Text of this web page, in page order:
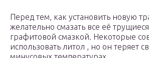
Перед тем, как установить новую
желательно смазать все её трущиеся
графитовой смазкой. Некоторые
использовать литол , но он теряет